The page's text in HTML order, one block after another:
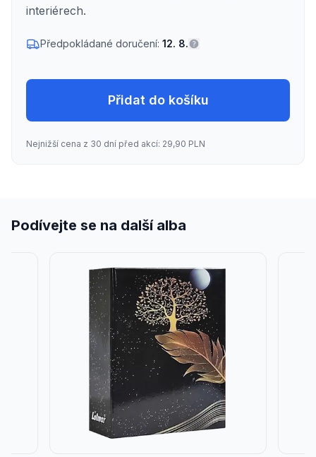
interiérech.
Předpokládané doručení: 12. 8.
Přidat do košíku
Nejnižší cena z 30 dní před akcí: 29,90 PLN
Podívejte se na další alba